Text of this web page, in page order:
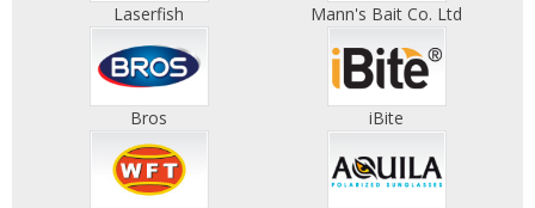
Laserfish Mann's Bait Co. Ltd
Bros iBite